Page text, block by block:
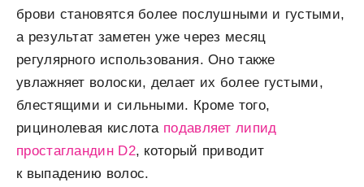
брови становятся более послушными и густыми,
а результат заметен уже через месяц
регулярного использования. Оно также
увлажняет волоски, делает их более густыми,
блестящими и сильными. Кроме того,
рицинолевая кислота подавляет липид
простагландин D2, который приводит
к выпадению волос.